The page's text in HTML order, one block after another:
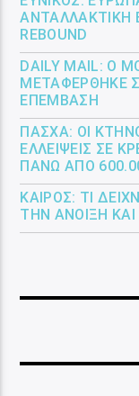
ΑΝΤΑΛΛΑΚΤΙΚΉ
REBOUND
DAILY MAIL: Ο
ΜΕΤΑΦΈΡΘΗΚΕ
ΕΠΈΜΒΑΣΗ
ΠΆΣΧΑ: ΟΙ
ΕΛΛΕΊΨΕΙΣ ΣΕ
ΠΆΝΩ ΑΠΌ
ΚΑΙΡΌΣ: ΤΙ
ΤΗΝ ΆΝΟΙΞΗ